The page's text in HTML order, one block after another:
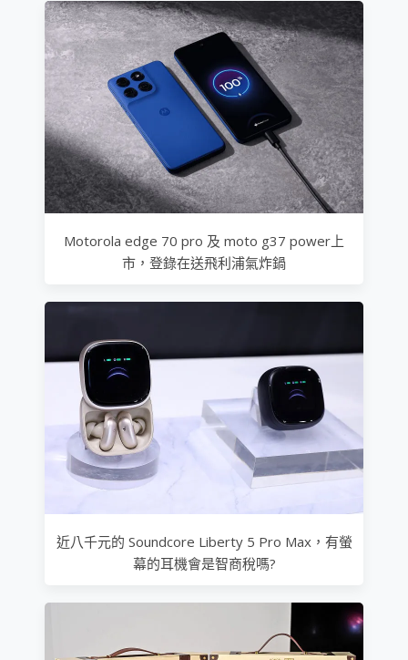
Motorola edge 70 pro 及 moto g37 power上
市，登錄在送飛利浦氣炸鍋
近八千元的 Soundcore Liberty 5 Pro Max，有螢
幕的耳機會是智商稅嗎?